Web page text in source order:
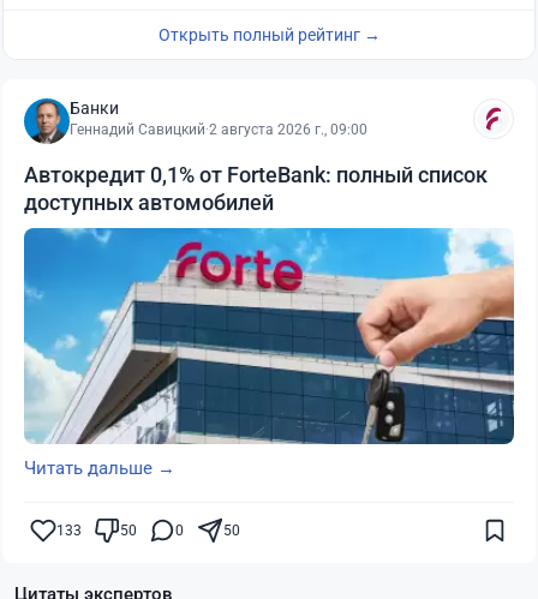
Открыть полный рейтинг →
Банки
Геннадий Савицкий·2 августа 2026 г., 09:00
Автокредит 0,1% от ForteBank: полный список
доступных автомобилей
Читать дальше →
133 50 0 50
Цитаты экспертов